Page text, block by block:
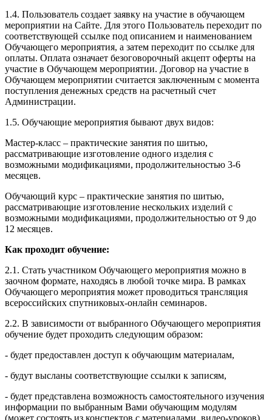
1.4. Пользователь создает заявку на участие в обучающем
мероприятии на Сайте. Для этого Пользователь переходит по
соответствующей ссылке под описанием и наименованием
Обучающего мероприятия, а затем переходит по ссылке для
оплаты. Оплата означает безоговорочный акцепт оферты на
участие в Обучающем мероприятии. Договор на участие в
Обучающем мероприятии считается заключенным с момента
поступления денежных средств на расчетный счет
Администрации.
1.5. Обучающие мероприятия бывают двух видов:
Мастер-класс – практические занятия по шитью,
рассматривающие изготовление одного изделия с
возможными модификациями, продолжительностью 3-6
месяцев.
Обучающий курс – практические занятия по шитью,
рассматривающие изготовление нескольких изделий с
возможными модификациями, продолжительностью от 9 до
12 месяцев.
Как проходит обучение:
2.1. Стать участником Обучающего мероприятия можно в
заочном формате, находясь в любой точке мира. В рамках
Обучающего мероприятия может проводиться трансляция
всероссийских спутниковых-онлайн семинаров.
2.2. В зависимости от выбранного Обучающего мероприятия
обучение будет проходить следующим образом:
- будет предоставлен доступ к обучающим материалам,
- будут высланы соответствующие ссылки к записям,
- будет представлена возможность самостоятельного изучения
информации по выбранным Вами обучающим модулям
(может состоять из конспектов с материалами, видео-уроков),